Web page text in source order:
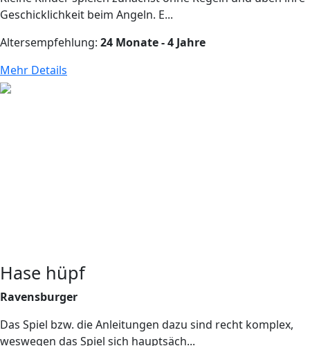
Geschicklichkeit beim Angeln. E...
Altersempfehlung: 24 Monate - 4 Jahre
Mehr Details
Hase hüpf
Ravensburger
Das Spiel bzw. die Anleitungen dazu sind recht komplex,
weswegen das Spiel sich hauptsäch...